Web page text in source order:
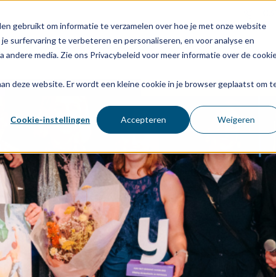
gebruikt om informatie te verzamelen over hoe je met onze website
surfervaring te verbeteren en personaliseren, en voor analyse en
media. Zie ons Privacybeleid voor meer informatie over de
deze website. Er wordt een kleine cookie in je browser geplaatst om
Cookie-instellingen Accepteren Weigeren
Voor wie Diensten